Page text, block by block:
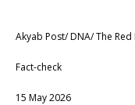
Akyab Post/ DNA/ The Red
Fact-check
15 May 2026